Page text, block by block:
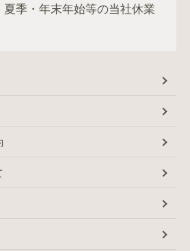
夏季・年末年始等の当社休業